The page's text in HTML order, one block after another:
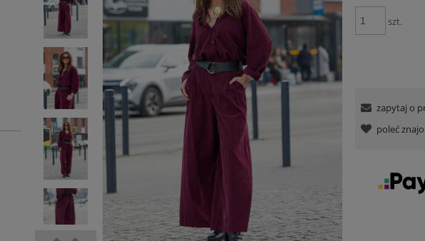
Sukienka Lniana Charllote Bloom Taupe
199,00 zł
DO KOSZYKA
Spodnie RelaxFit Czerwone
159,00 zł
DO KOSZYKA
szt.
zapytaj o
poleć